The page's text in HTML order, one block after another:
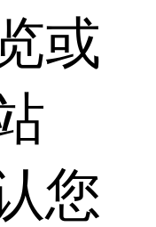
或
您